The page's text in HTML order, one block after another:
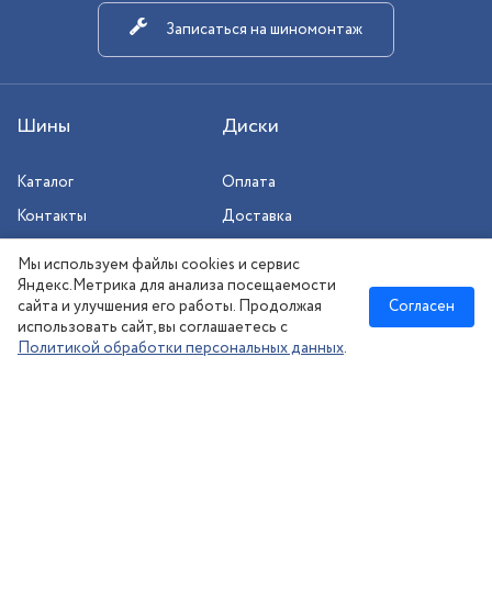
Шины Диски
Каталог
Контакты
Оплата
Доставка
Сезонное хранение
Записаться на шиномонтаж
Новосибирск:
Мы используем файлы cookies и сервис
Яндекс.Метрика для анализа посещаемости
сайта и улучшения его работы. Продолжая
использовать сайт, вы соглашаетесь с
Политикой обработки персональных данных.
Согласен